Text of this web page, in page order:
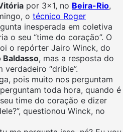
por 3×1, no Beira-Rio,
o técnico Roger
inesperada em coletiva
o seu “time do coração”. O
o repórter Jairo Winck, do
Baldasso, mas a resposta do
“drible”.
pois muito nos perguntam
toda hora, quando é
time do coração e dizer
questionou Winck, no